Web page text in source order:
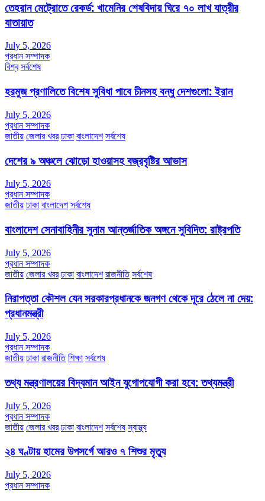
তেহরান মেট্রোতে রেকর্ড: খামেনির শেষবিদায় ঘিরে ৭০ লাখ যাত্রীর
যাতায়াত
July 5, 2026
প্রধান সম্পাদক
বিশ্ব সর্বশেষ
হরমুজ প্রণালিতে বিশেষ সুবিধা পাবে চীনসহ বন্ধু দেশগুলো: ইরান
July 5, 2026
প্রধান সম্পাদক
জাতীয় জেলার খবর ঢাকা বাংলাদেশ সর্বশেষ
দেশের ৯ অঞ্চলে ঝোড়ো হাওয়াসহ বজ্রবৃষ্টির আভাস
July 5, 2026
প্রধান সম্পাদক
জাতীয় ঢাকা বাংলাদেশ সর্বশেষ
বাংলাদেশ সেনাবাহিনীর সুনাম আন্তর্জাতিক অঙ্গনে সুবিদিত: রাষ্ট্রপতি
July 5, 2026
প্রধান সম্পাদক
জাতীয় জেলার খবর ঢাকা বাংলাদেশ রাজনীতি সর্বশেষ
নিরাপত্তা কৌশল যেন সরকারপ্রধানকে জনগণ থেকে দূরে ঠেলে না দেয়:
প্রধানমন্ত্রী
July 5, 2026
প্রধান সম্পাদক
জাতীয় ঢাকা রাজনীতি শিক্ষা সর্বশেষ
তথ্য মন্ত্রণালয়ের বিদ্যমান আইন যুগোপযোগী করা হবে: তথ্যমন্ত্রী
July 5, 2026
প্রধান সম্পাদক
জাতীয় জেলার খবর ঢাকা বাংলাদেশ সর্বশেষ স্বাস্থ্য
২৪ ঘণ্টায় হামের উপসর্গে আরও ৭ শিশুর মৃত্যু
July 5, 2026
প্রধান সম্পাদক